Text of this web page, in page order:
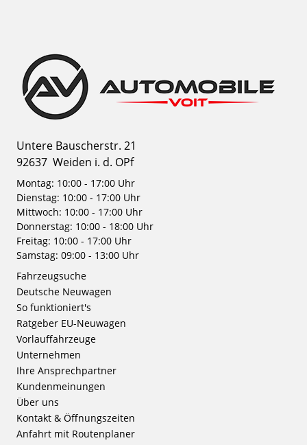
Untere Bauscherstr. 21
92637 Weiden i. d. OPf
Montag: 10:00 - 17:00 Uhr
Dienstag: 10:00 - 17:00 Uhr
Mittwoch: 10:00 - 17:00 Uhr
Donnerstag: 10:00 - 18:00 Uhr
Freitag: 10:00 - 17:00 Uhr
Samstag: 09:00 - 13:00 Uhr
Fahrzeugsuche
Deutsche Neuwagen
So funktioniert's
Ratgeber EU-Neuwagen
Vorlauffahrzeuge
Unternehmen
Ihre Ansprechpartner
Kundenmeinungen
Über uns
Kontakt & Öffnungszeiten
Anfahrt mit Routenplaner